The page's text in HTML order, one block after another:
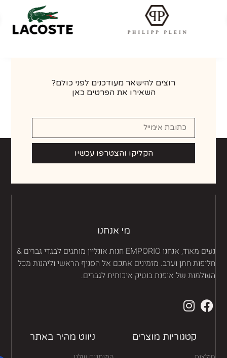
רוצים להישאר מעודכנים לפני כולם?
השאירו את הפרטים כאן
הקליקו והצטרפו עכשיו
מי אנחנו
נעים מאוד, אנחנו EMPORIO חנות אונליין מותגים לבגדי גברים &
חתן וערב. מזמינים אתכם אל הסניף הראשי וליהנות מכל
של אופנת בוטיק איכותית לגברים.
קטגוריות מוצרים
ניווט מהיר באתר